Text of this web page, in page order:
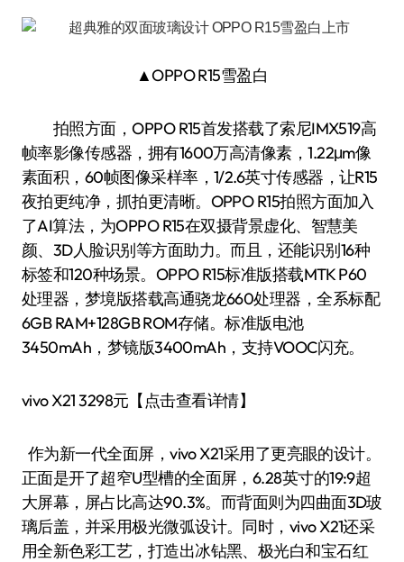
▲OPPO R15雪盈白
拍照方面，OPPO R15首发搭载了索尼IMX519高
帧率影像传感器，拥有1600万高清像素，1.22μm像
素面积，60帧图像采样率，1/2.6英寸传感器，让R15
夜拍更纯净，抓拍更清晰。OPPO R15拍照方面加入
了AI算法，为OPPO R15在双摄背景虚化、智慧美
颜、3D人脸识别等方面助力。而且，还能识别16种
标签和120种场景。OPPO R15标准版搭载MTK P60
处理器，梦境版搭载高通骁龙660处理器，全系标配
6GB RAM+128GB ROM存储。标准版电池
3450mAh，梦镜版3400mAh，支持VOOC闪充。
vivo X21 3298元【点击查看详情】
作为新一代全面屏，vivo X21采用了更亮眼的设计。
正面是开了超窄U型槽的全面屏，6.28英寸的19:9超
大屏幕，屏占比高达90.3%。而背面则为四曲面3D玻
璃后盖，并采用极光微弧设计。同时，vivo X21还采
用全新色彩工艺，打造出冰钻黑、极光白和宝石红